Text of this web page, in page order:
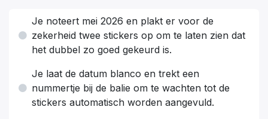
Je noteert mei 2026 en plakt er voor de
zekerheid twee stickers op om te laten zien dat
het dubbel zo goed gekeurd is.
Je laat de datum blanco en trekt een
nummertje bij de balie om te wachten tot de
stickers automatisch worden aangevuld.